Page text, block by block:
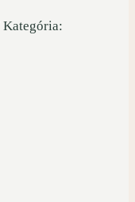
Kategória: